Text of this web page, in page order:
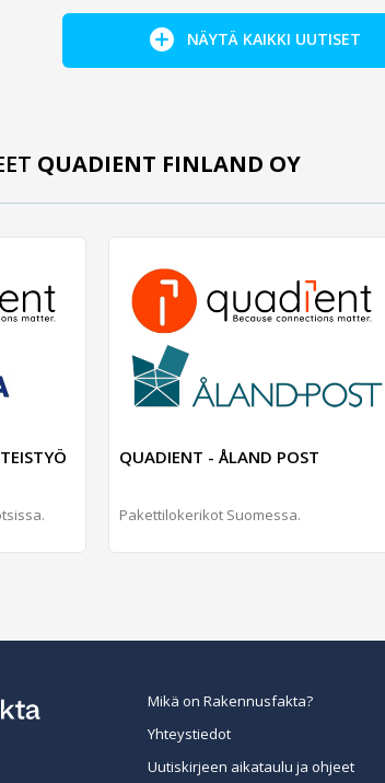
NÄYTÄ KAIKKI UUTISET
QUADIENT FINLAND OY
QUADIENT - ÅLAND POST
Pakettilokerikot Suomessa.
Mikä on Rakennusfakta?
Yhteystiedot
Uutiskirjeen aikataulu ja ohjeet